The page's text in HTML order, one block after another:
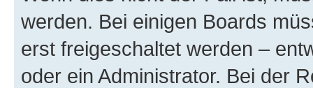
werden. Bei einigen Boards
erst freigeschaltet werden –
oder ein Administrator. Bei der